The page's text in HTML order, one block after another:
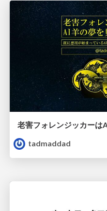
老害フォレンジッカーは
tadmaddad